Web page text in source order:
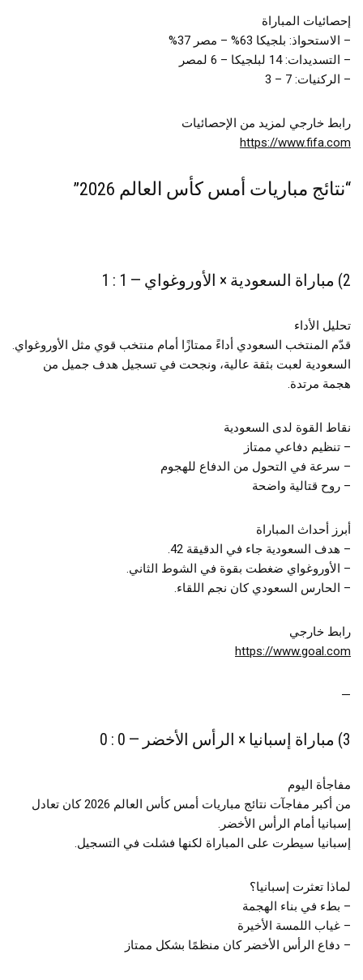
إحصائيات المباراة
– الاستحواذ: بلجيكا 63% – مصر 37%
– التسديدات: 14 لبلجيكا – 6 لمصر
– الركنيات: 7 – 3
رابط خارجي لمزيد من الإحصائيات
https://www.fifa.com
“نتائج مباريات أمس كأس العالم 2026”
2) مباراة السعودية × الأوروغواي — 1 : 1
تحليل الأداء
قدّم المنتخب السعودي أداءً ممتازًا أمام منتخب قوي مثل الأوروغواي.
السعودية لعبت بثقة عالية، ونجحت في تسجيل هدف جميل من
هجمة مرتدة.
نقاط القوة لدى السعودية
– تنظيم دفاعي ممتاز
– سرعة في التحول من الدفاع للهجوم
– روح قتالية واضحة
أبرز أحداث المباراة
– هدف السعودية جاء في الدقيقة 42.
– الأوروغواي ضغطت بقوة في الشوط الثاني.
– الحارس السعودي كان نجم اللقاء.
رابط خارجي
https://www.goal.com
—
3) مباراة إسبانيا × الرأس الأخضر — 0 : 0
مفاجأة اليوم
من أكبر مفاجآت نتائج مباريات أمس كأس العالم 2026 كان تعادل
إسبانيا أمام الرأس الأخضر.
إسبانيا سيطرت على المباراة لكنها فشلت في التسجيل.
لماذا تعثرت إسبانيا؟
– بطء في بناء الهجمة
– غياب اللمسة الأخيرة
– دفاع الرأس الأخضر كان منظمًا بشكل ممتاز